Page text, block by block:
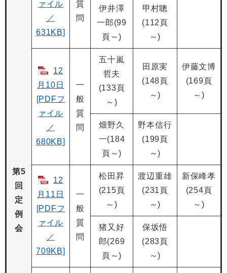
第5
回
定
例
会
ァイル
／
631KB]
質
問
伊井澤
一郎(99
頁～)
甲村聰
(112頁
～)
12
月10日
[PDFフ
ァイル
／
680KB]
一
般
質
問
五十嵐
哲夫
(133頁
～)
田原実
(148頁
～)
伊藤文博
(169頁
～)
畑野久
一(184
頁～)
野本信行
(199頁
～)
12
月11日
[PDFフ
ァイル
／
709KB]
一
般
質
問
松田昇
(215頁
～)
渡辺重雄
(231頁
～)
新保峰孝
(254頁
～)
猪又好
郎(269
頁～)
保坂悟
(283頁
～)